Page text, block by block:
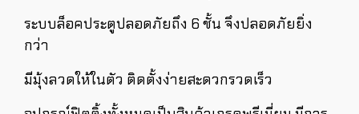
ระบบล็อคประตูปลอดภัยถึง 6 ชั้น จึงปลอดภัยยิ่ง
กว่า
มีมุ้งลวดให้ในตัว ติดตั้งง่ายสะดวกรวดเร็ว